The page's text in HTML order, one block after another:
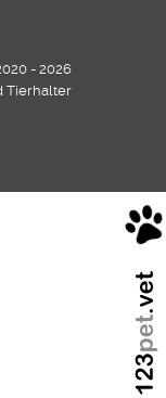
- 2026
Tierhalter